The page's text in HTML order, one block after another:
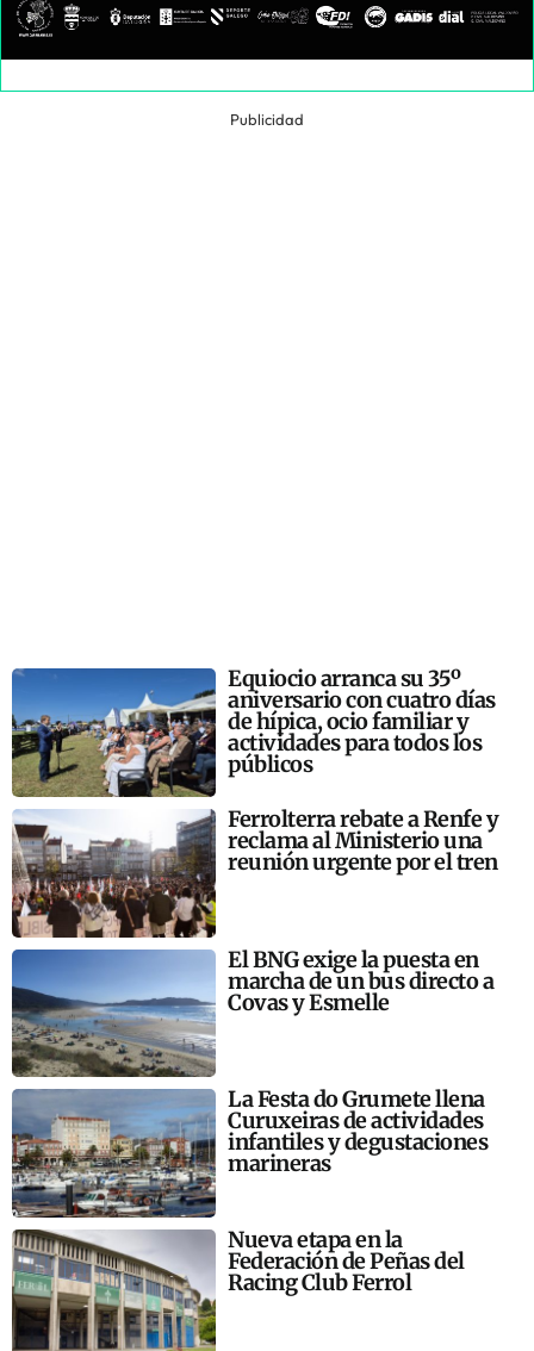
Publicidad
Equiocio arranca su 35º
aniversario con cuatro días
de hípica, ocio familiar y
actividades para todos los
públicos
Ferrolterra rebate a Renfe y
reclama al Ministerio una
reunión urgente por el tren
El BNG exige la puesta en
marcha de un bus directo a
Covas y Esmelle
La Festa do Grumete llena
Curuxeiras de actividades
infantiles y degustaciones
marineras
Nueva etapa en la
Federación de Peñas del
Racing Club Ferrol